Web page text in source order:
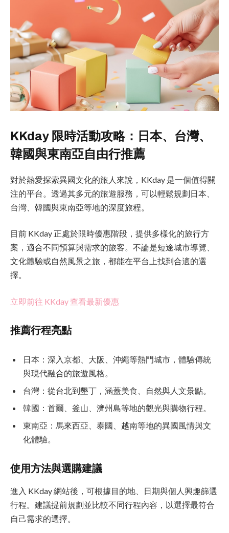
KKday 限時活動攻略：日本、台灣、
韓國與東南亞自由行推薦
對於熱愛探索異國文化的旅人來說，KKday 是一個值得關
注的平台。透過其多元的旅遊服務，可以輕鬆規劃日本、
台灣、韓國與東南亞等地的深度旅程。
目前 KKday 正處於限時優惠階段，提供多樣化的旅行方
案，適合不同預算與需求的旅客。不論是短途城市導覽、
文化體驗或自然風景之旅，都能在平台上找到合適的選
擇。
立即前往 KKday 查看最新優惠
推薦行程亮點
日本：深入京都、大阪、沖繩等熱門城市，體驗傳統
與現代融合的旅遊風格。
台灣：從台北到墾丁，涵蓋美食、自然與人文景點。
韓國：首爾、釜山、濟州島等地的觀光與購物行程。
東南亞：馬來西亞、泰國、越南等地的異國風情與文
化體驗。
使用方法與選購建議
進入 KKday 網站後，可根據目的地、日期與個人興趣篩選
行程。建議提前規劃並比較不同行程內容，以選擇最符合
自己需求的選擇。